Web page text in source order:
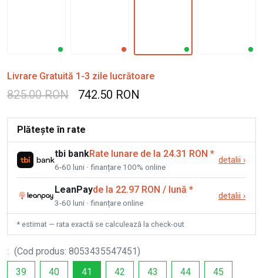
Livrare Gratuită 1-3 zile lucrătoare
825.00 RON 742.50 RON
Plătește în rate
tbi bankRate lunare de la 24.31 RON *
6-60 luni · finanțare 100% online
detalii ›
LeanPayde la 22.97 RON / lună *
3-60 luni · finanțare online
detalii ›
* estimat — rata exactă se calculează la check-out
: (Cod produs: 8053435547451)
39
40 41 42 43 44 45